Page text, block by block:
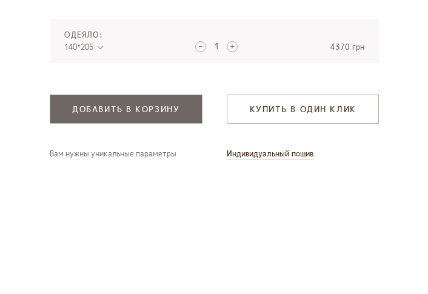
ОДЕЯЛО:
140*205
4370 грн
ДОБАВИТЬ В КОРЗИНУ КУПИТЬ В ОДИН КЛИК
Вам нужны уникальные параметры Индивидуальный пошив